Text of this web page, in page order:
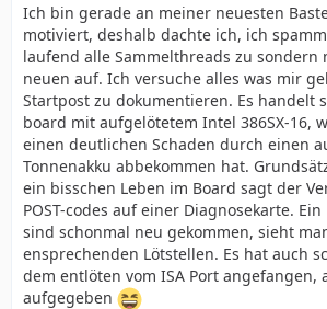
Ich bin gerade an meiner neuesten
motiviert, deshalb dachte ich, ich
laufend alle Sammelthreads zu sondern
neuen auf. Ich versuche alles was mir
Startpost zu dokumentieren. Es handelt
board mit aufgelötetem Intel 386SX-16,
einen deutlichen Schaden durch einen
Tonnenakku abbekommen hat.
ein bisschen Leben im Board sagt der
POST-codes auf einer Diagnosekarte. Ein
sind schonmal neu gekommen, sieht
ensprechenden Lötstellen. Es hat auch
dem entlöten vom ISA Port angefangen,
aufgegeben